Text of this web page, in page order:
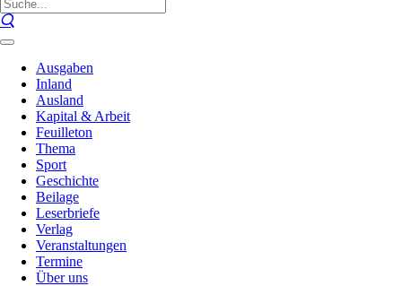
Ausgaben
Inland
Ausland
Kapital & Arbeit
Feuilleton
Thema
Sport
Geschichte
Beilage
Leserbriefe
Verlag
Veranstaltungen
Termine
Über uns